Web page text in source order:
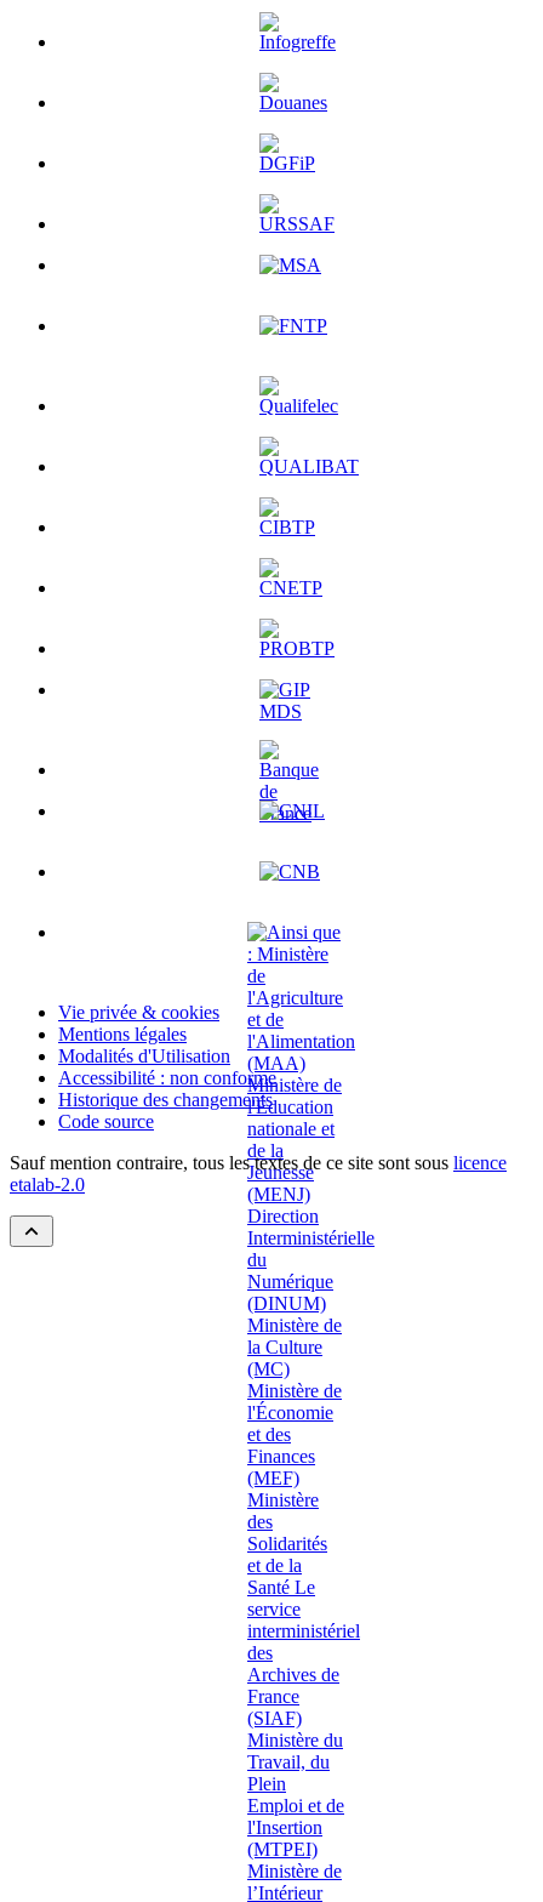
Vie privée & cookies
Mentions légales
Modalités d'Utilisation
Accessibilité : non conforme
Historique des changements
Code source
Sauf mention contraire, tous les textes de ce site sont sous licence
etalab-2.0